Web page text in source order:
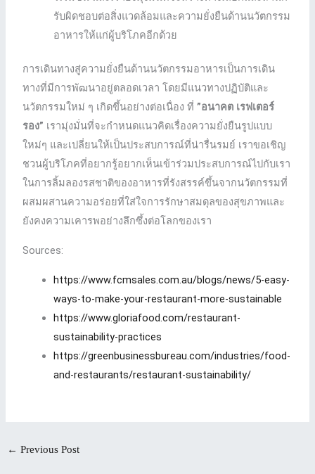
รับผิดชอบต่อสิ่งแวดล้อมและความยั่งยืนด้านนวัตกรรม
อาหารให้แก่ผู้บริโภคอีกด้วย
การเดินทางสู่ความยั่งยืนด้านนวัตกรรมอาหารเป็นการเดิน
ทางที่มีการพัฒนาอยู่ตลอดเวลา โดยมีแนวทางปฏิบัติและ
นวัตกรรมใหม่ ๆ เกิดขึ้นอย่างต่อเนื่อง ที่”อนาคต เรฟเตอร์
รอง” เรามุ่งมั่นที่จะกําหนดแนวคิดเรื่องความยั่งยืนรูปแบบ
ใหม่ๆ และเปลี่ยนให้เป็นประสบการณ์ที่น่ารื่นรมย์ เราขอเชิญ
ชวนผู้บริโภคที่อยากรู้อยากเห็นเข้าร่วมประสบการณ์ไปกับเรา
ในการลิ้มลองรสชาติของอาหารที่รังสรรค์ขึ้นจากนวัตกรรมที่
ผสมผสานความอร่อยที่ใส่ใจการรักษาสมดุลของสุขภาพและ
ยังคงความเคารพอย่างลึกซึ้งต่อโลกของเรา
Sources:
https://www.fcmsales.com.au/blogs/news/5-easy-
ways-to-make-your-restaurant-more-sustainable
https://www.gloriafood.com/restaurant-
sustainability-practices
https://greenbusinessbureau.com/industries/food-
and-restaurants/restaurant-sustainability/
← Previous Post